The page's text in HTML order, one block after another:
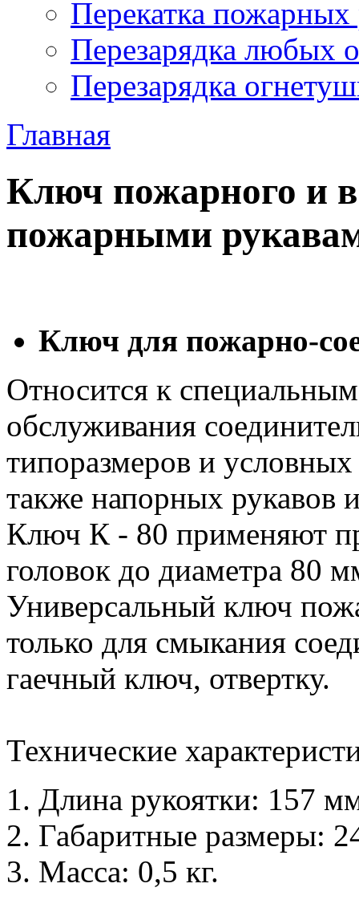
Перекатка пожарных
Перезарядка любых
Перезарядка
Главная
Ключ пожарного и
пожарными
Ключ для пожарно-
Относится к
обслуживания
типоразмеров и
также напорных рукавов
Ключ К - 80 применяют
головок до диаметра 80
Универсальный ключ
только для смыкания
гаечный ключ, отвертку.
Технические
Длина рукоятки: 157
Габаритные размеры:
Масса: 0,5 кг.